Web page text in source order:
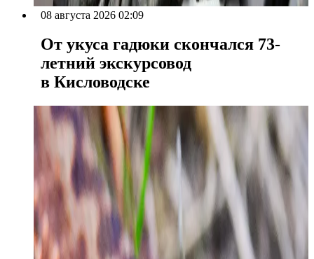
08 августа 2026 02:09
От укуса гадюки скончался 73-
летний экскурсовод
в Кисловодске